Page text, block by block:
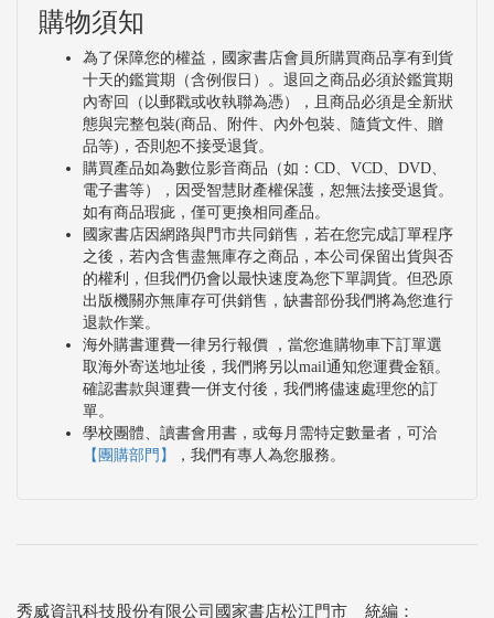
購物須知
為了保障您的權益，國家書店會員所購買商品享有到貨
十天的鑑賞期（含例假日）。退回之商品必須於鑑賞期
內寄回（以郵戳或收執聯為憑），且商品必須是全新狀
態與完整包裝(商品、附件、內外包裝、隨貨文件、贈
品等)，否則恕不接受退貨。
購買產品如為數位影音商品（如：CD、VCD、DVD、
電子書等），因受智慧財產權保護，恕無法接受退貨。
如有商品瑕疵，僅可更換相同產品。
國家書店因網路與門市共同銷售，若在您完成訂單程序
之後，若內含售盡無庫存之商品，本公司保留出貨與否
的權利，但我們仍會以最快速度為您下單調貨。但恐原
出版機關亦無庫存可供銷售，缺書部份我們將為您進行
退款作業。
海外購書運費一律另行報價 ，當您進購物車下訂單選
取海外寄送地址後，我們將另以mail通知您運費金額。
確認書款與運費一併支付後，我們將儘速處理您的訂
單。
學校團體、讀書會用書，或每月需特定數量者，可洽
【團購部門】
，我們有專人為您服務。
秀威資訊科技股份有限公司國家書店松江門市 統編：